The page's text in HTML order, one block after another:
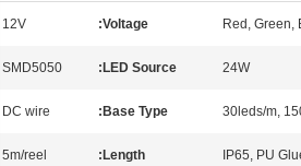
Red, Green,
Voltage:
12V
24W
LED Source:
SMD5050
30leds/m,
Base Type:
DC wire
IP65, PU
Length:
5m/reel